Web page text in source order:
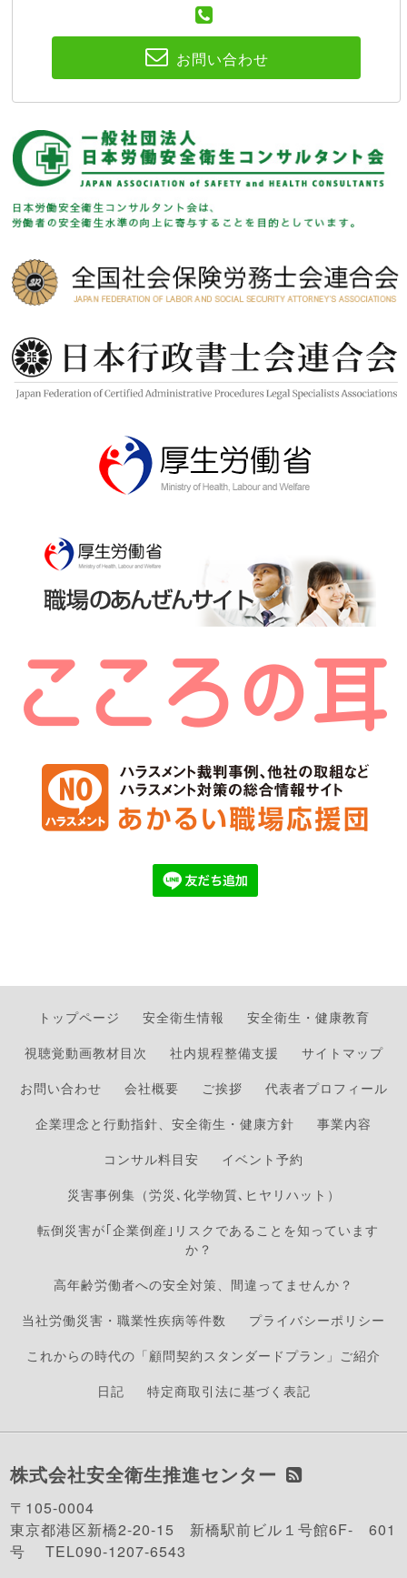
お問い合わせ
トップページ 安全衛生情報
安全衛生・健康教育
視聴覚動画教材目次
社内規程整備支援
サイトマップ
お問い合わせ
会社概要 ご挨拶
代表者プロフィール
企業理念と行動指針、安全衛生・健康方針
事業内容
コンサル料目安
イベント予約
災害事例集（労災､化学物質､ヒヤリハット）
転倒災害が｢企業倒産｣リスクであることを知っています
か？
高年齢労働者への安全対策、間違ってませんか？
当社労働災害・職業性疾病等件数
プライバシーポリシー
これからの時代の「顧問契約スタンダードプラン」ご紹介
日記
特定商取引法に基づく表記
株式会社安全衛生推進センター
〒105-0004
東京都港区新橋2-20-15 新橋駅前ビル１号館6F- 601
号 TEL090-1207-6543